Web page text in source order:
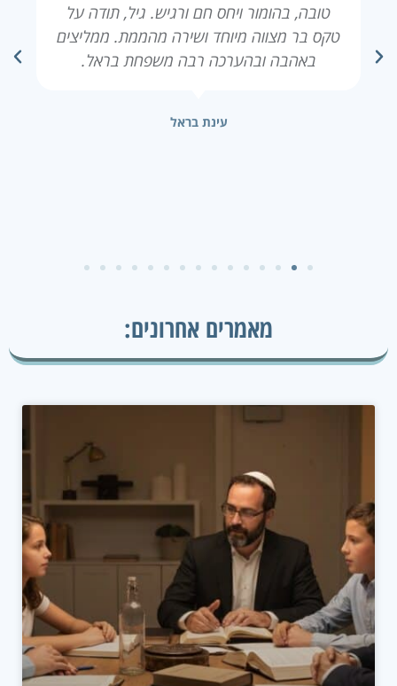
טובה, בהומור ויחס חם ורגיש. גיל, תודה על
טקס בר מצווה מיוחד ושירה מהממת. ממליצים
באהבה ובהערכה רבה משפחת בראל.
עינת בראל
מאמרים אחרונים: